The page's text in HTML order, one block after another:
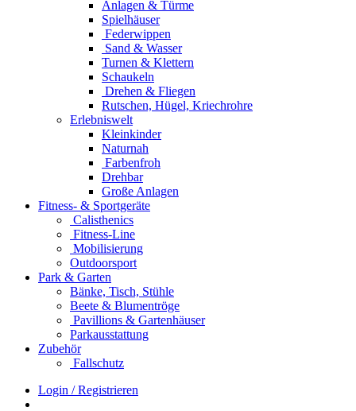
Anlagen & Türme
Spielhäuser
Federwippen
Sand & Wasser
Turnen & Klettern
Schaukeln
Drehen & Fliegen
Rutschen, Hügel, Kriechrohre
Erlebniswelt
Kleinkinder
Naturnah
Farbenfroh
Drehbar
Große Anlagen
Fitness- & Sportgeräte
Calisthenics
Fitness-Line
Mobilisierung
Outdoorsport
Park & Garten
Bänke, Tisch, Stühle
Beete & Blumentröge
Pavillions & Gartenhäuser
Parkausstattung
Zubehör
Fallschutz
Login / Registrieren